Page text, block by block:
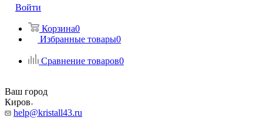
Войти
Корзина0
Избранные товары0
Сравнение товаров0
Ваш город
Киров
help@kristall43.ru